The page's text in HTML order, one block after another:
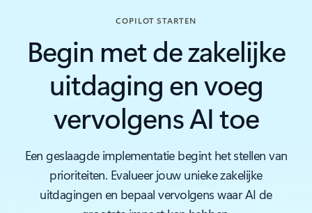
COPILOT STARTEN
Begin met de zakelijke
uitdaging en voeg
vervolgens AI toe
Een geslaagde implementatie begint het stellen van
prioriteiten. Evalueer jouw unieke zakelijke
uitdagingen en bepaal vervolgens waar AI de